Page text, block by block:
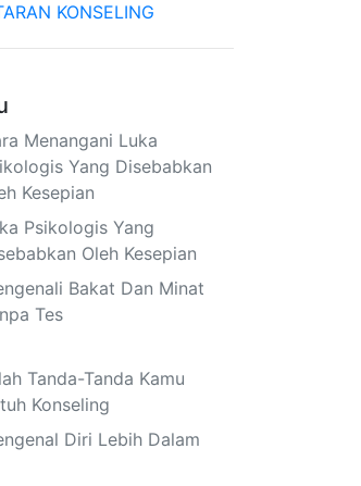
KONSELING
Menangani Luka
Yang Disebabkan
Kesepian
Psikologis Yang
Oleh Kesepian
Bakat Dan Minat
Tes
Tanda-Tanda Kamu
Konseling
Diri Lebih Dalam